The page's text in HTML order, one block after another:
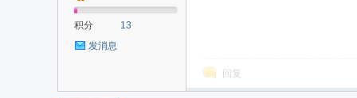
积分
13
发消息
回复